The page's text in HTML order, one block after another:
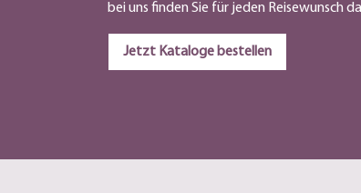
bei uns finden Sie für jeden Reisewunsch
Jetzt Kataloge bestellen